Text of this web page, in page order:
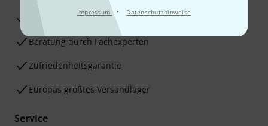
Impressum · Datenschutzhinweise
Reparaturservice
Beratung durch Fachexperten
Zufriedenheitsgarantie
Europas größtes Versandlager
Service